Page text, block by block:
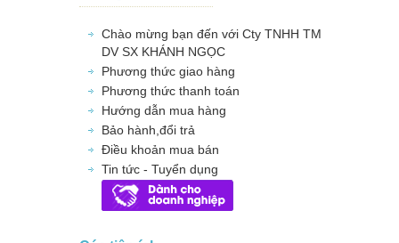
Chào mừng bạn đến với Cty TNHH TM
DV SX KHÁNH NGỌC
Phương thức giao hàng
Phương thức thanh toán
Hướng dẫn mua hàng
Bảo hành,đổi trả
Điều khoản mua bán
Tin tức - Tuyển dụng